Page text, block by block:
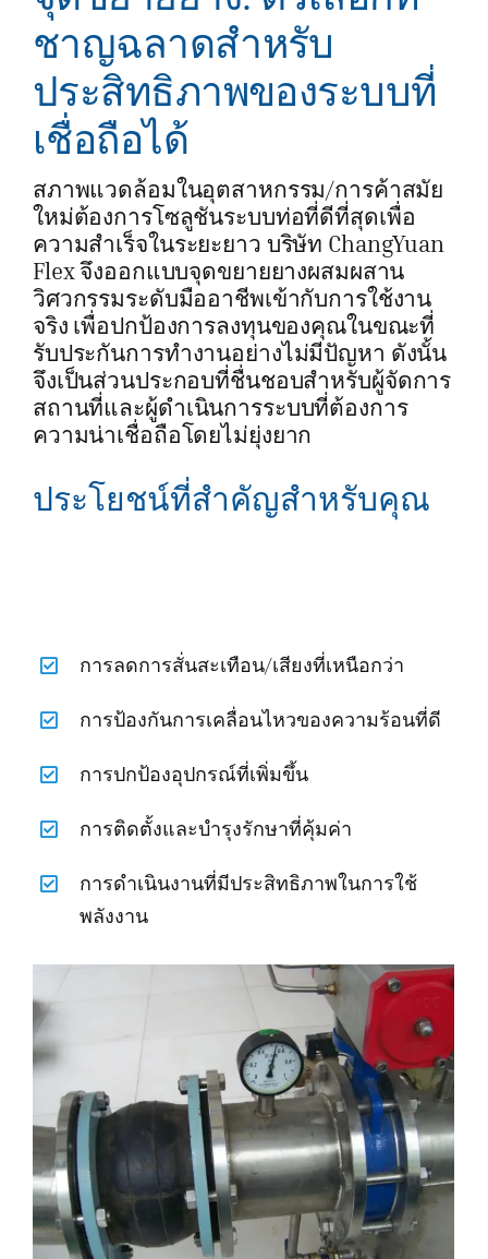
ชาญฉลาดสำหรับ
ประสิทธิภาพของระบบที่
เชื่อถือได้
สภาพแวดล้อมในอุตสาหกรรม/การค้าสมัย
ใหม่ต้องการโซลูชันระบบท่อที่ดีที่สุดเพื่อ
ความสำเร็จในระยะยาว บริษัท ChangYuan
Flex จึงออกแบบจุดขยายยางผสมผสาน
วิศวกรรมระดับมืออาชีพเข้ากับการใช้งาน
จริง เพื่อปกป้องการลงทุนของคุณในขณะที่
รับประกันการทำงานอย่างไม่มีปัญหา ดังนั้น
จึงเป็นส่วนประกอบที่ชื่นชอบสำหรับผู้จัดการ
สถานที่และผู้ดำเนินการระบบที่ต้องการ
ความน่าเชื่อถือโดยไม่ยุ่งยาก
ประโยชน์ที่สำคัญสำหรับคุณ
การลดการสั่นสะเทือน/เสียงที่เหนือกว่า
การป้องกันการเคลื่อนไหวของความร้อนที่ดี
การปกป้องอุปกรณ์ที่เพิ่มขึ้น
การติดตั้งและบำรุงรักษาที่คุ้มค่า
การดำเนินงานที่มีประสิทธิภาพในการใช้
พลังงาน